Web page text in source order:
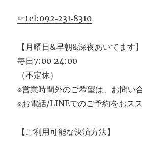
☞tel:092‐231‐8310
【月曜日&早朝&深夜あいてます】
毎日7:00‐24:00
（不定休）
※営業時間外のご希望は、お問い
※お電話/LINEでのご予約をおスス
【ご利用可能な決済方法】